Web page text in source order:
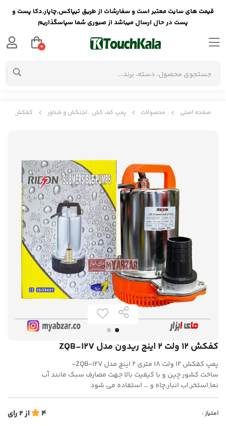
صفحه اصلی محصولات پمپ کف کش , لجنکش و شناور کفکش
کفکش 12 ولت 2 اینچ ریدون مدل ZQB-12V
پمپ کفکش 12 ولت 18 متری 2 اینچ مدل ZQB-12V-
ساخت کشور چین و با کیفیت بالا جهت مصارف سبک مانند آب
نما,استخر,اب انبار,چاه و … استفاده می شود
امتیاز : 4 از2رای
قیمت های سایت معتبر است و سفارشات از طریق تیپاکس,چاپار,دکا پست و
پست در حال ارسال میباشد از صبوری شما سپاسگذاریم
0